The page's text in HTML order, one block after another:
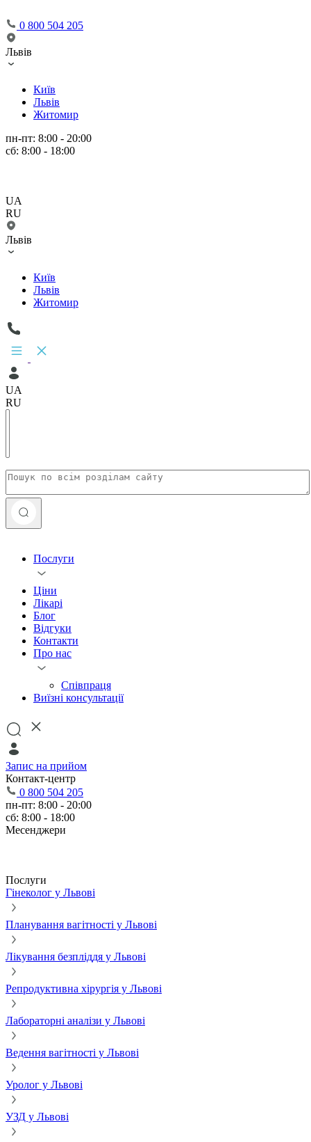
0 800 504 205
Львів
Київ
Львів
Житомир
пн-пт: 8:00 - 20:00
сб: 8:00 - 18:00
UA
RU
Львів
Київ
Львів
Житомир
UA
RU
Послуги
Ціни
Лікарі
Блог
Відгуки
Контакти
Про нас
Співпраця
Виїзні консультації
Запис на прийом
Контакт-центр
0 800 504 205
пн-пт: 8:00 - 20:00
сб: 8:00 - 18:00
Месенджери
Послуги
Гінеколог у Львові
Планування вагітності у Львові
Лікування безпліддя у Львові
Репродуктивна хірургія у Львові
Лабораторні аналізи у Львові
Ведення вагітності у Львові
Уролог у Львові
УЗД у Львові